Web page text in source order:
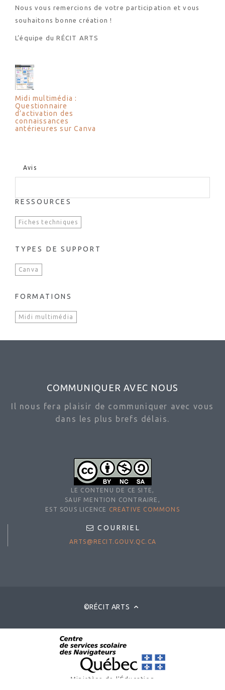
Nous vous remercions de votre participation et vous
souhaitons bonne création !
L’équipe du RÉCIT ARTS
Midi multimédia :
Questionnaire
d’activation des
connaissances
antérieures sur Canva
Avis
RESSOURCES
Fiches techniques
TYPES DE SUPPORT
Canva
FORMATIONS
Midi multimédia
COMMUNIQUER AVEC NOUS
Il nous fera plaisir de communiquer avec vous
dans les plus brefs délais.
LE CONTENU DE CE SITE,
SAUF MENTION CONTRAIRE,
EST SOUS LICENCE
CREATIVE COMMONS
COURRIEL
ARTS@RECIT.GOUV.QC.CA
©RÉCIT ARTS
Ministère de l'Éducation